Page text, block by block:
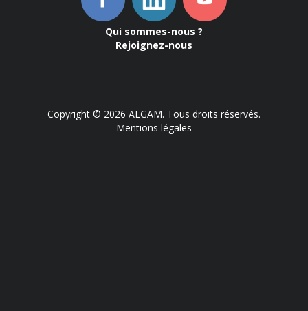
Qui sommes-nous ?
Rejoignez-nous
Copyright © 2026 ALGAM. Tous droits réservés.
Mentions légales